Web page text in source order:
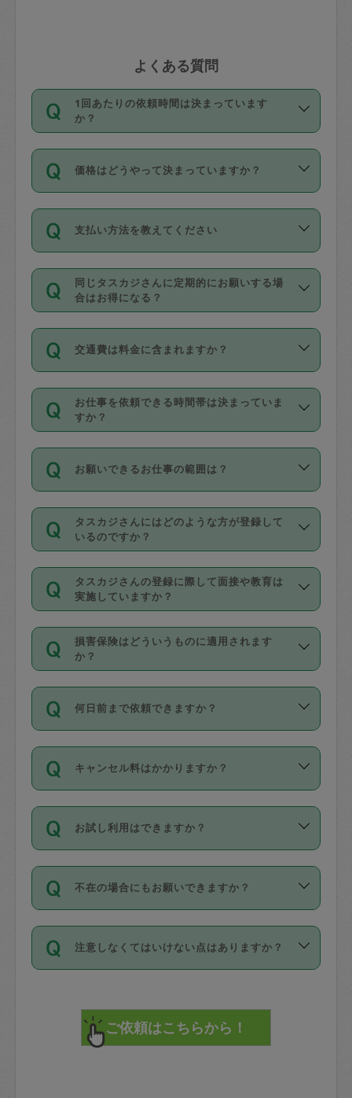
よくある質問
1回あたりの依頼時間は決まっています
か？
依頼1回につき3時間固定です。3時間を
超えて依頼したい場合は、延長機能をご
利用ください。機能をご利用いただくに
の上事前申請することが必要です。な
お、3時間を下回っても、値引き等はござ
いません。
価格はどうやって決まっていますか？
11種類の価格帯の中からタスカジさん自
身が価格を選んで設定しています。
タスカジさんの価格設定には最初は制限
があり、レビュー件数、レビューの平均
値、などで除々に設定可能な最高額が上
がっていく仕組みになっています。
支払い方法を教えてください
お支払方法はクレジットカード（Visa／
Master／JCB／AMERICAN EXPRESS／
Diners Club）のみとなります。
を行う際にご入力ください。プロフィー
ル登録時にはご入力いただかなくても大
丈夫です。
デビットカード・プリペイドカード（Vプ
リカ、au WALLETなど）は支払にはご利
銀行振込や現金払いも対応していませ
なお、タスカジさんの交通費も、依頼料
金のご請求と合わせてお支払いとなりま
動計算で表示されます。
同じタスカジさんに定期的にお願いする場
合はお得になる？
依頼には「スポット」と「定期（毎週｜
隔週）」があり、「定期」の依頼は「ス
ポット」よりお得な料金でご利用できま
す。
定期の最低利用回数は設けていない代わ
りに、一定数を超えたキャンセルは有償
（例：毎週定期の場合は３回以上のキャ
ンセルが有償（1200円、隔週定期の場合
は２回以上のキャンセルが有償（1200
交通費は料金に含まれますか？
交通費は依頼料金とは別途発生し、依頼
料金のご請求と合わせてお支払いとなり
ます。交通費の金額は「依頼の詳細」に
お仕事を依頼できる時間帯は決まっていま
すか？
時間帯は3種類あります。いずれも１回あ
たり３時間です。
・ＡＭ ９時～１２時
・ＰＭ １３時～１６時
・夜 １８時～２１時
開始時間を２時間前後変更することが可
能です。依頼送信後、個別にタスカジさ
んにメッセージを送り調整してくださ
い。ただし、２時間を越えての調整はで
時間も被らない場合、損害保険の対象外
お願いできるお仕事の範囲は？
掃除、整理収納、洗濯、買い物、料理、
作り置きです。タスカジさんによってで
きる仕事の範囲が異なりますので、依頼
する前にタスカジさんのプロフィールで
確認してください。
基本的に、高所での作業や危険作業、屋
外での作業は対象外です。
タスカジさんにはどのような方が登録して
いるのですか？
主婦として長年の家事経験をお持ちの
方、栄養士・調理師といった資格者で保
育園や学校の給食やレストランで料理関
係の専門職に従事されていた方、日本で
すでにハウスキーパーや英語の先生とし
てお仕事をしているフィリピン出身の
社員など様々なバックグラウンドの方が
登録しています。
日本語も話せる方など様々です。
ールに記載していますので、各自の得意
を依頼してください。
タスカジさんの登録に際して面接や教育は
実施していますか？
応募の際に、各自事務局との面接と説明
を行っています。その後、身分証明書の
写真提出をしていただいています。外国
確認しています。タスカジさんトレーニ
ング動画を使ったセルフトレーニングの
現場トライアルを受け、合格したタスカ
ジさんが活動されています。
※テストセンターの講評は１件目のレビュ
参考
【詳細】タスカジさんの登録に際
損害保険はどういうものに適用されます
か？
依頼者とタスカジさんとの間でタスカジ
を通して成立した作業時間内での作業に
適用されます。作業範囲は、掃除、洗
です。作業中に物を壊したり、人にけが
をさせたりした場合が対象で、補償金額
す。
写真を撮り、
詳細FAQ：
損害賠償保険について教えて
何日前まで依頼できますか？
ご依頼は、現在を起点に3日後（72時間
以降）の日時から受付可能となっていま
す。
タスカジさんへ「募集」をかけることが
可能です。
キャンセル料はかかりますか？
キャンセル料には、以下の2種類がありま
す。
1. 直前キャンセル（定期、スポット契約
共通）
72時間を超える※と、以下のキャンセル
料が発生します。
直前キャンセル料：
72時間前〜24時間前＝依頼料金の50%
お試し利用はできますか？
「お試し利用」というメニューはありま
せんが、「一回のみ」依頼を活用するこ
とによって、気に入ったタスカジさんを
まず、条件の合う気になるタスカジさ
みてください。
その後、一番気に入ったタスカジさんに
不在の場合にもお願いできますか？
不在の場合の作業はタスカジさんの同意
が必要です。数回の依頼ののち、タスカ
ジさんと依頼者の間で十分な信頼関係が
てください。
不在時に部屋に入るためにタスカジさん
注意しなくてはいけない点はありますか？
で、必ず鍵のかかるロッカーや金庫に入
れて依頼者の責任の元管理するよう心掛
けてください。